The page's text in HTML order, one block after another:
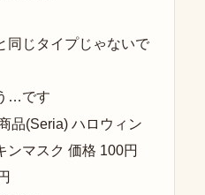
同じタイプじゃないで
…です
ンマスク 価格 100円